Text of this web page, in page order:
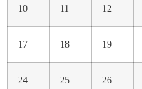
10 11 12
17 18 19
24 25 26